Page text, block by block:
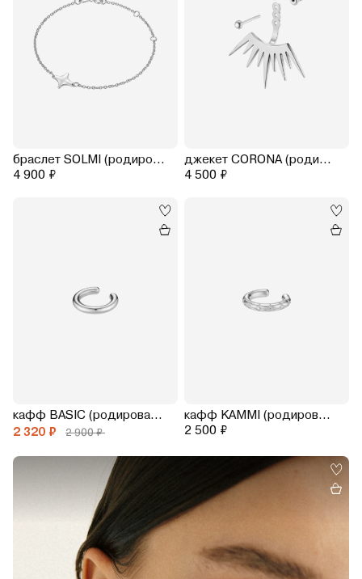
браслет SOLMI (родирование)
4 900 ₽
джекет CORONA (родирование)
4 500 ₽
кафф BASIC (родирование)
2 320 ₽
2 900 ₽
кафф KAMMI (родирование)
2 500 ₽